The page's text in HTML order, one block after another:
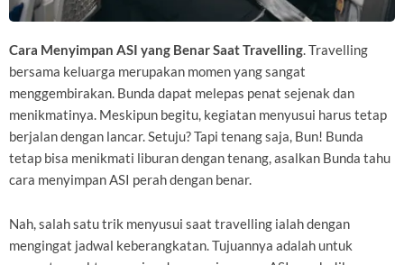
Cara Menyimpan ASI yang Benar Saat Travelling. Travelling
bersama keluarga merupakan momen yang sangat
menggembirakan. Bunda dapat melepas penat sejenak dan
menikmatinya. Meskipun begitu, kegiatan menyusui harus tetap
berjalan dengan lancar. Setuju? Tapi tenang saja, Bun! Bunda
tetap bisa menikmati liburan dengan tenang, asalkan Bunda tahu
cara menyimpan ASI perah dengan benar.
Nah, salah satu trik menyusui saat travelling ialah dengan
mengingat jadwal keberangkatan. Tujuannya adalah untuk